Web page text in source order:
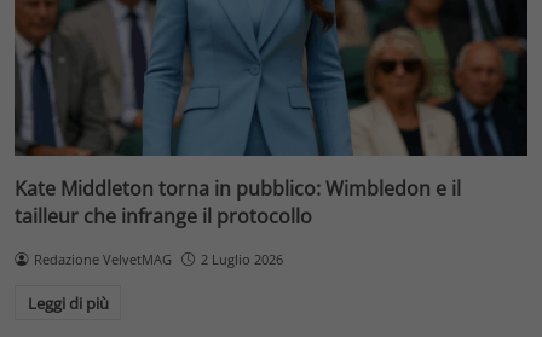
Kate Middleton torna in pubblico: Wimbledon e il
tailleur che infrange il protocollo
Redazione VelvetMAG 2 Luglio 2026
Leggi di più